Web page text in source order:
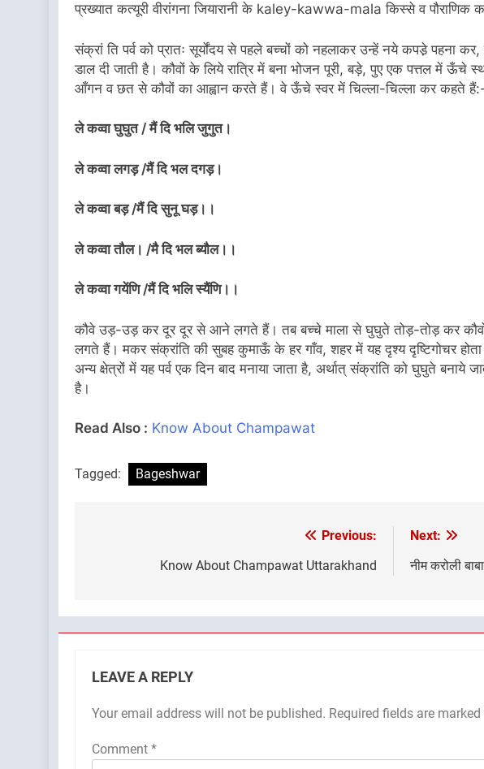
प्रख्यात कत्यूरी वीरांगना जियारानी के kaley-kawwa-mala किस्से व पौराणिक
संक्रां ति पर्व को प्रातः सूर्योंदय से पहले बच्चों को नहलाकर उन्हें नये कपडे़ पहना
डाल दी जाती है। कौवों के लिये रात्रि में बना भोजन पूरी, बड़े, पुए एक पत्तल में ऊँचे
आँगन व छत से कौवों का आह्वान करते हैं। वे ऊँचे स्वर में चिल्ला-चिल्ला कर कहते
ले कव्वा घुघुत / मैं दि भलि जुगुत।
ले कव्वा लगड़ /मैं दि भल दगड़।
ले कव्वा बड़ /मैं दि सुनू घड़।।
ले कव्वा तौल। /मै दि भल ब्यौल।।
ले कव्वा गयेंणि /मैं दि भलि स्यैंणि।।
कौवे उड़-उड़ कर दूर दूर से आने लगते हैं। तब बच्चे माला से घुघुते तोड़-तोड़ कर
लगते हैं। मकर संक्रांति की सुबह कुमाऊँ के हर गाँव, शहर में यह दृश्य दृष्टिगोचर
अन्य क्षेत्रों में यह पर्व एक दिन बाद मनाया जाता है, अर्थात् संक्रांति को घुघुते बनाये
है।
Read Also : Know About Champawat
Tagged: Bageshwar
navigation
Previous:
Know About Champawat Uttarakhand
Next:
नीम करोली
LEAVE A REPLY
Your email address will not be published. Required fields are marked
Comment *